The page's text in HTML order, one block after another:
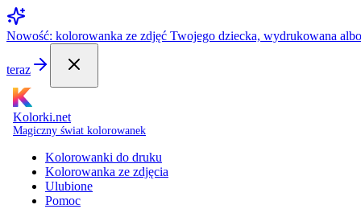
Nowość: kolorowanka ze zdjęć Twojego dziecka, wydrukowana
teraz
Kolorki.net
Magiczny świat kolorowanek
Kolorowanki do druku
Kolorowanka ze zdjęcia
Ulubione
Pomoc